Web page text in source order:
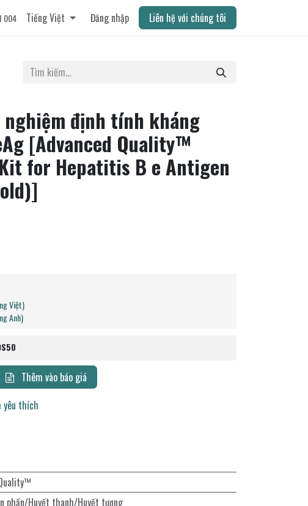
004 Tiếng Việt Đăng nhập Liên hệ với chúng tôi
nghiệm định tính kháng
[Advanced Quality™
for Hepatitis B e Antigen
Việt)
Anh)
Thêm vào báo giá
yêu thích
phần/Huyết thanh/Huyết tương